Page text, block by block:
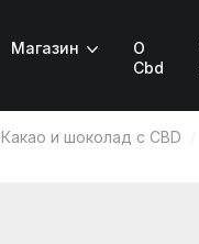
Магазин
О
Cbd
Какао и шоколад с CBD